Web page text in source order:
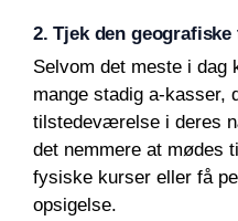
2. Tjek den
Selvom det meste i
mange stadig a-kasser,
tilstedeværelse i deres
det nemmere at mødes
fysiske kurser eller få
opsigelse.